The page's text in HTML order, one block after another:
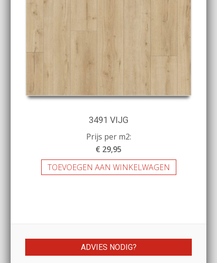
3491 VIJG
Prijs per m2:
€ 29,95
TOEVOEGEN AAN WINKELWAGEN
ADVIES NODIG?